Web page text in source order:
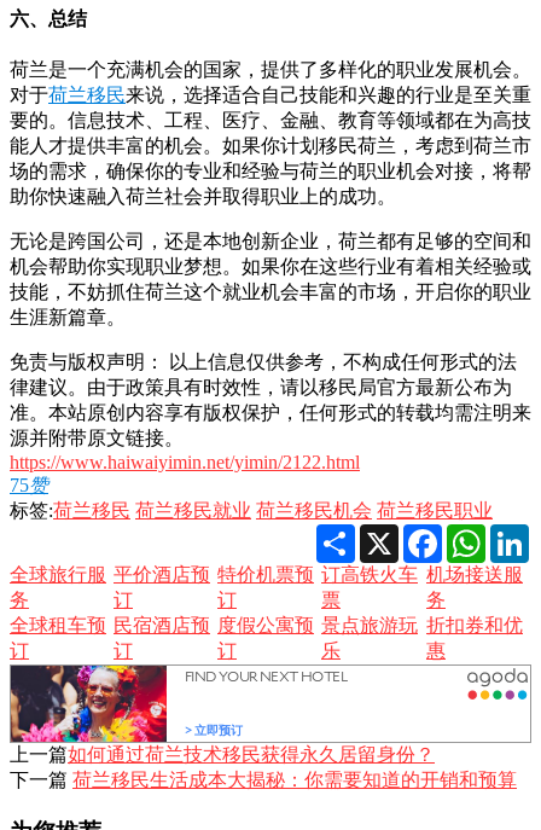
六、总结
荷兰是一个充满机会的国家，提供了多样化的职业发展机会。
对于荷兰移民来说，选择适合自己技能和兴趣的行业是至关重
要的。信息技术、工程、医疗、金融、教育等领域都在为高技
能人才提供丰富的机会。如果你计划移民荷兰，考虑到荷兰市
场的需求，确保你的专业和经验与荷兰的职业机会对接，将帮
助你快速融入荷兰社会并取得职业上的成功。
无论是跨国公司，还是本地创新企业，荷兰都有足够的空间和
机会帮助你实现职业梦想。如果你在这些行业有着相关经验或
技能，不妨抓住荷兰这个就业机会丰富的市场，开启你的职业
生涯新篇章。
免责与版权声明： 以上信息仅供参考，不构成任何形式的法
律建议。由于政策具有时效性，请以移民局官方最新公布为
准。本站原创内容享有版权保护，任何形式的转载均需注明来
源并附带原文链接。
https://www.haiwaiyimin.net/yimin/2122.html
75赞
标签:荷兰移民 荷兰移民就业 荷兰移民机会 荷兰移民职业
Share X Facebook
全球旅行服
务
平价酒店预
订
特价机票预
订
订高铁火车
票
机场接送服
务
全球租车预
订
民宿酒店预
订
度假公寓预
订
景点旅游玩
乐
折扣券和优
惠
上一篇如何通过荷兰技术移民获得永久居留身份？
下一篇 荷兰移民生活成本大揭秘：你需要知道的开销和预算